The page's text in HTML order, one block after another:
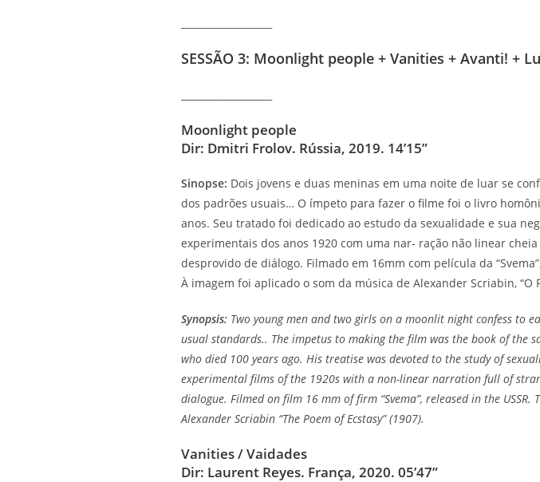
SESSÃO 3: Moonlight people + Vanities + Avanti! +
Moonlight people
Dir: Dmitri Frolov. Rússia, 2019. 14’15”
Sinopse: Dois jovens e duas meninas em uma noite de luar se
dos padrões usuais… O ímpeto para fazer o filme foi o livro
anos. Seu tratado foi dedicado ao estudo da sexualidade e sua
experimentais dos anos 1920 com uma nar- ração não linear
desprovido de diálogo. Filmado em 16mm com película da
À imagem foi aplicado o som da música de Alexander Scriabin, “O
Synopsis: Two young men and two girls on a moonlit night confess to
usual standards.. The impetus to making the film was the book of the
who died 100 years ago. His treatise was devoted to the study of
experimental films of the 1920s with a non-linear narration full of
dialogue. Filmed on film 16 mm of firm “Svema”, released in the
Alexander Scriabin “The Poem of Ecstasy” (1907).
Vanities / Vaidades
Dir: Laurent Reyes. França, 2020. 05’47”